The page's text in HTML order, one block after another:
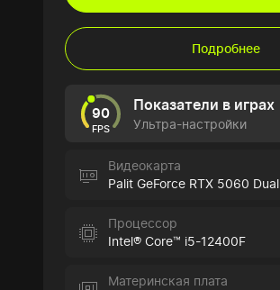
Подробнее
90
FPS
Показатели в играх
Ультра-настройки
Видеокарта
Palit GeForce RTX 5060 Dual
Процессор
Intel® Core™ i5-12400F
Материнская плата